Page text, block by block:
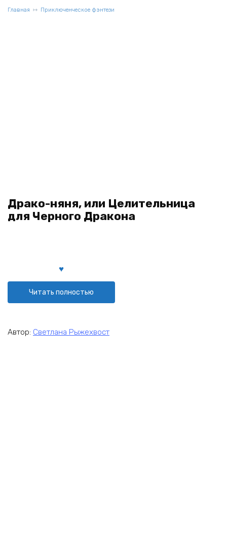
Главная Приключенческое фэнтези
Драко-няня, или Целительница
для Черного Дракона
Читать полностью
Автор: Светлана Рыжехвост